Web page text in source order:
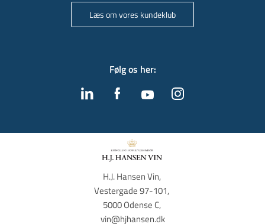
Læs om vores kundeklub
Følg os her:
H.J. Hansen Vin,
Vestergade 97-101,
5000 Odense C,
vin@hjhansen.dk